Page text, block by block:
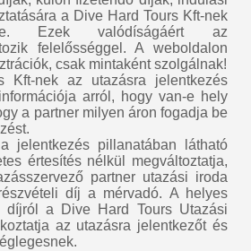
a Dive Hard Tours Kft-nek
Ezek valódíságáért az
felelősséggel. A weboldalon
csak mintaként szolgálnak!
Kft-nek az utazásra jelentkezés
arról, hogy van-e hely
a partner milyen áron fogadja be
jelentkezés pillanatában látható
értesítés nélkül megváltoztatja,
partner utazási iroda
díj a mérvadó. A helyes
díjról a Dive Hard Tours Utazási
az utazásra jelentkezőt és